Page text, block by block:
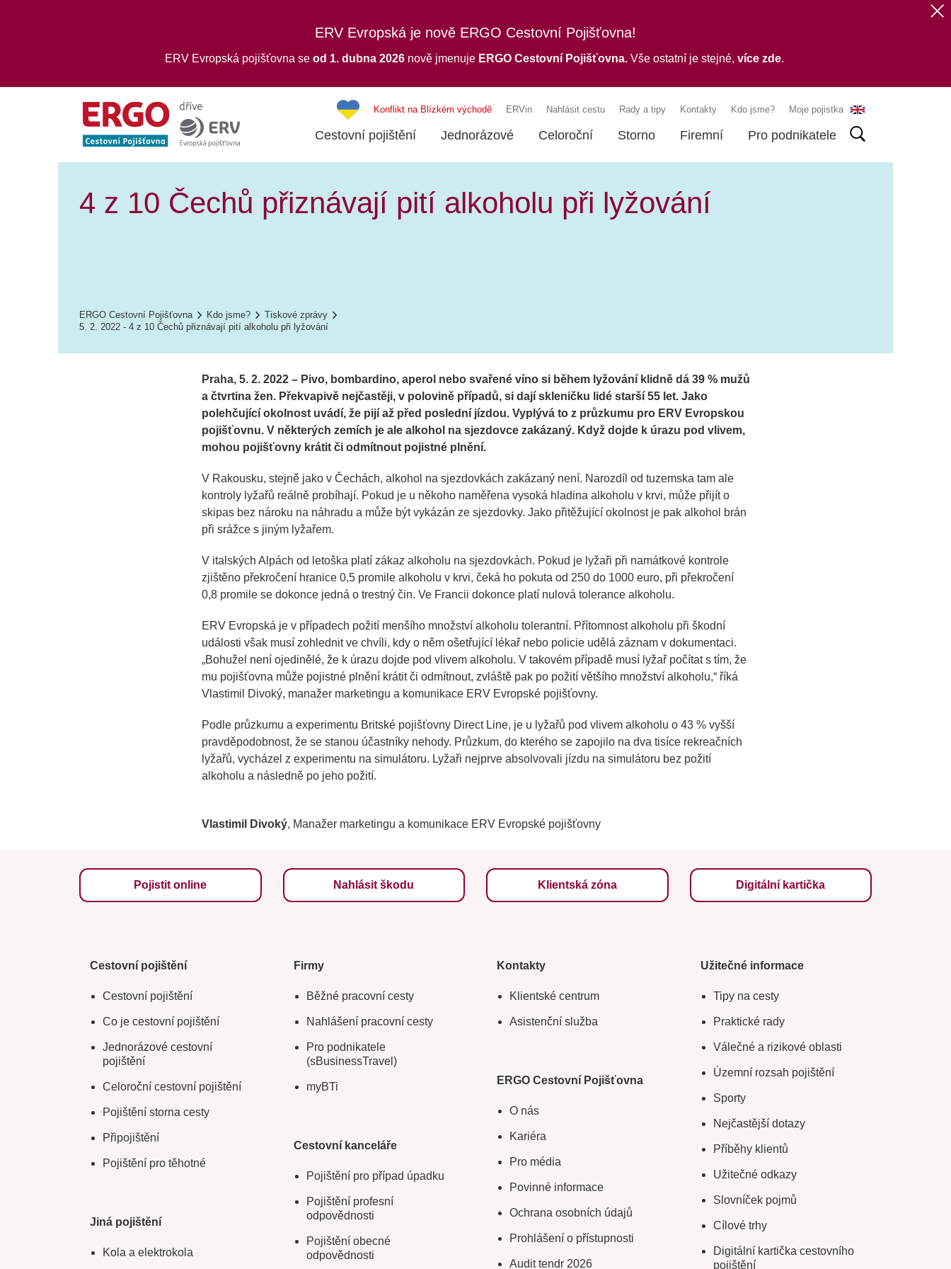
ERV Evropská je nově ERGO Cestovní Pojišťovna!
ERV Evropská pojišťovna se od 1. dubna 2026 nově jmenuje ERGO Cestovní Pojišťovna.Vše ostatní je stejné, více zde.
Konflikt na Blízkém východě ERVin Nahlásit cestu Rady a tipy Kontakty Kdo jsme? Moje pojistka
Cestovní pojištění Jednorázové Celoroční Storno Firemní Pro podnikatele
4 z 10 Čechů přiznávají pití alkoholu při lyžování
ERGO Cestovní Pojišťovna Kdo jsme?
Tiskové zprávy
5. 2. 2022 - 4 z 10 Čechů přiznávají pití alkoholu při lyžování
Praha, 5. 2. 2022 – Pivo, bombardino, aperol nebo svařené víno si během lyžování klidně dá 39 % mužů
a čtvrtina žen. Překvapivě nejčastěji, v polovině případů, si dají skleničku lidé starší 55 let. Jako
polehčující okolnost uvádí, že pijí až před poslední jízdou. Vyplývá to z průzkumu pro ERV Evropskou
pojišťovnu. V některých zemích je ale alkohol na sjezdovce zakázaný. Když dojde k úrazu pod vlivem,
mohou pojišťovny krátit či odmítnout pojistné plnění.
V Rakousku, stejně jako v Čechách, alkohol na sjezdovkách zakázaný není. Narozdíl od tuzemska tam ale
kontroly lyžařů reálně probíhají. Pokud je u někoho naměřena vysoká hladina alkoholu v krvi, může přijít o
skipas bez nároku na náhradu a může být vykázán ze sjezdovky. Jako přitěžující okolnost je pak alkohol brán
při srážce s jiným lyžařem.
V italských Alpách od letoška platí zákaz alkoholu na sjezdovkách. Pokud je lyžaři při namátkové kontrole
zjištěno překročení hranice 0,5 promile alkoholu v krvi, čeká ho pokuta od 250 do 1000 euro, při překročení
0,8 promile se dokonce jedná o trestný čin. Ve Francii dokonce platí nulová tolerance alkoholu.
ERV Evropská je v případech požití menšího množství alkoholu tolerantní. Přítomnost alkoholu při škodní
události však musí zohlednit ve chvíli, kdy o něm ošetřující lékař nebo policie udělá záznam v dokumentaci.
„Bohužel není ojedinělé, že k úrazu dojde pod vlivem alkoholu. V takovém případě musí lyžař počítat s tím, že
mu pojišťovna může pojistné plnění krátit či odmítnout, zvláště pak po požití většího množství alkoholu,“ říká
Vlastimil Divoký, manažer marketingu a komunikace ERV Evropské pojišťovny.
Podle průzkumu a experimentu Britské pojišťovny Direct Line, je u lyžařů pod vlivem alkoholu o 43 % vyšší
pravděpodobnost, že se stanou účastníky nehody. Průzkum, do kterého se zapojilo na dva tisíce rekreačních
lyžařů, vycházel z experimentu na simulátoru. Lyžaři nejprve absolvovali jízdu na simulátoru bez požití
alkoholu a následně po jeho požití.
Vlastimil Divoký, Manažer marketingu a komunikace ERV Evropské pojišťovny
Pojistit online Nahlásit škodu Klientská zóna Digitální kartička
Cestovní pojištění
Cestovní pojištění
Co je cestovní pojištění
Jednorázové cestovní
pojištění
Celoroční cestovní pojištění
Pojištění storna cesty
Připojištění
Pojištění pro těhotné
Jiná pojištění
Kola a elektrokola
Firmy
Běžné pracovní cesty
Nahlášení pracovní cesty
Pro podnikatele
(sBusinessTravel)
myBTi
Cestovní kanceláře
Pojištění pro případ úpadku
Pojištění profesní
odpovědnosti
Pojištění obecné
odpovědnosti
Kontakty
Klientské centrum
Asistenční služba
ERGO Cestovní Pojišťovna
O nás
Kariéra
Pro média
Povinné informace
Ochrana osobních údajů
Prohlášení o přístupnosti
Audit tendr 2026
Užitečné informace
Tipy na cesty
Praktické rady
Válečné a rizikové oblasti
Územní rozsah pojištění
Sporty
Nejčastější dotazy
Příběhy klientů
Užitečné odkazy
Slovníček pojmů
Cílové trhy
Digitální kartička cestovního
pojištění